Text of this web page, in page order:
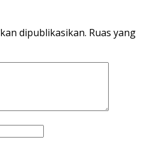
dipublikasikan. Ruas yang